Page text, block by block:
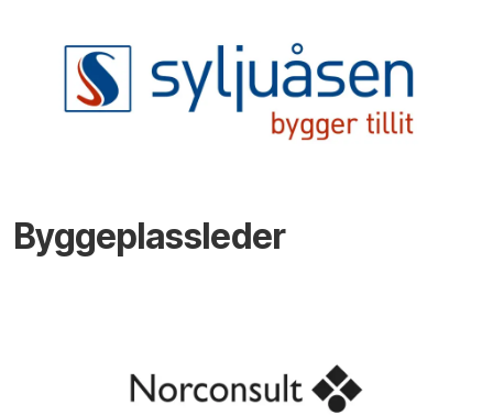
Byggeplassleder